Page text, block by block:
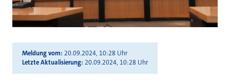
Meldung vom 20.09.2024, 10:28 Uhr
Letzte Aktualisierung 20.09.2024, 10:28 Uhr